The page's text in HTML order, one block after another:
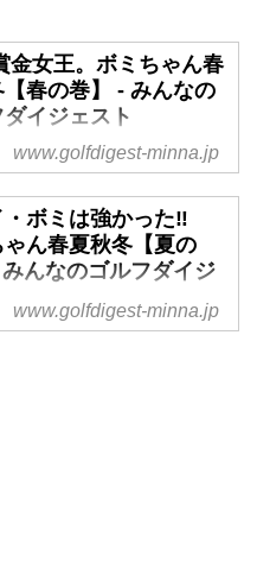
金女王。ボミちゃん春
春の巻】 - みんなの
ダイジェスト
で賞金女王に輝いたイ・
はやはり彼女でした。プ
でなく、可愛らしいルッ
注目が集まるボミちゃん
年の活躍を、春夏秋冬の
分けて全4回、写真でご紹
www.golfdigest-minna.jp
・ボミは強かった‼
ん春夏秋冬【夏の
んなのゴルフダイジ
で賞金女王に輝いた“今年
www.golfdigest-minna.jp